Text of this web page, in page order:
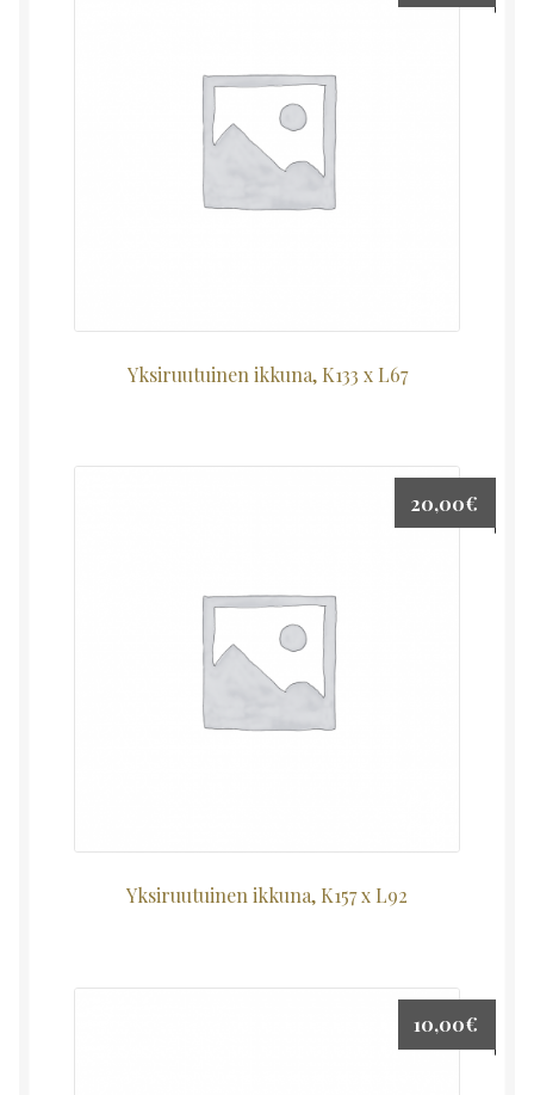
Yksiruutuinen ikkuna, K133 x L67
Yksiruutuinen ikkuna, K157 x L92
20,00€
10,00€